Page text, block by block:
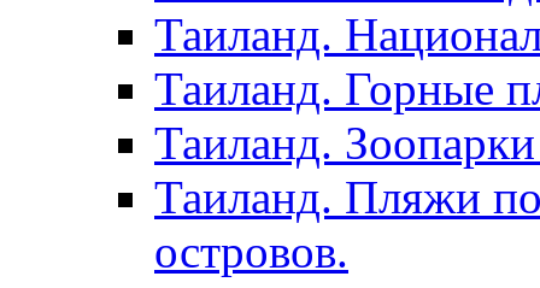
Таиланд.
Таиланд. Горные
Таиланд.
Таиланд. Пляжи
островов.